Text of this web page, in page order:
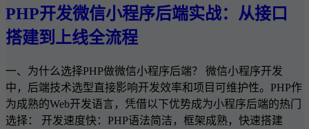
PHP开发微信小程序后端实战：从接口
搭建到上线全流程
一、为什么选择PHP做微信小程序后端？ 微信小程序开发
中，后端技术选型直接影响开发效率和项目可维护性。PHP作
为成熟的Web开发语言，凭借以下优势成为小程序后端的热门
选择： 开发速度快：PHP语法简洁，框架成熟，快速搭建